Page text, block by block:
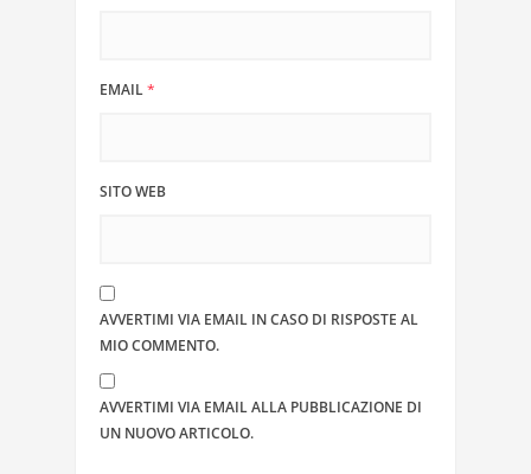
EMAIL*
SITO WEB
AVVERTIMI VIA EMAIL IN CASO DI RISPOSTE AL
MIO COMMENTO.
AVVERTIMI VIA EMAIL ALLA PUBBLICAZIONE DI
UN NUOVO ARTICOLO.